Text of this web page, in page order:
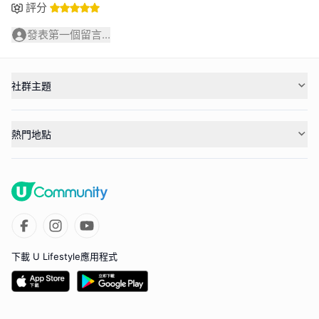
評分
發表第一個留言...
社群主題
熱門地點
下載 U Lifestyle應用程式